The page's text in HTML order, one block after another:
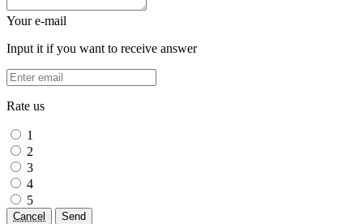
Your e-mail
Input it if you want to receive answer
Rate us
1
2
3
4
5
Cancel Send